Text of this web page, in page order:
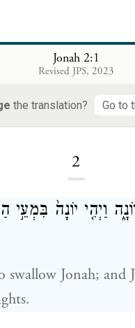
Jonah 2:1
Revised JPS, 2023
the translation? Go to
2
וַיְהִ֤י יוֹנָה֙
Jonah; and